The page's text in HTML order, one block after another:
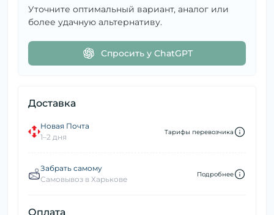
Уточните оптимальный вариант, аналог или
более удачную альтернативу.
Спросить у ChatGPT
Доставка
Новая Почта
1–2 дня
Тарифы перевозчика
Забрать самому
Самовывоз в Харькове
Подробнее
Оплата